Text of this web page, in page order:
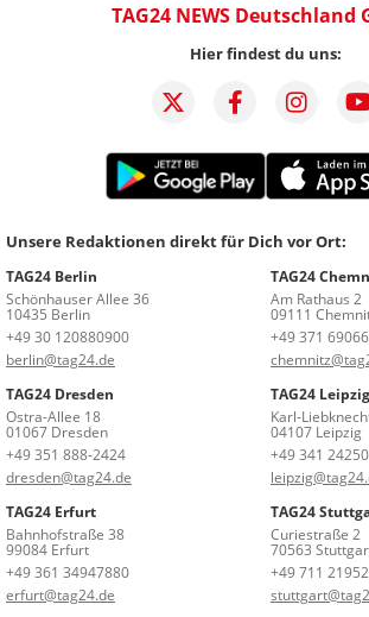
TAG24 NEWS Deutschland
Hier findest du uns:
Unsere Redaktionen direkt für Dich vor Ort:
TAG24 Berlin
Schönhauser Allee 36
10435 Berlin
+49 30 120880900
berlin@tag24.de
TAG24
Am Rathaus 2
09111
+49 371
TAG24 Dresden
Ostra-Allee 18
01067 Dresden
+49 351 888-2424
dresden@tag24.de
TAG24 Leipzig
Karl-
04107 Leipzig
+49 341
TAG24 Erfurt
Bahnhofstraße 38
99084 Erfurt
+49 361 34947880
erfurt@tag24.de
TAG24
Curiestraße 2
70563
+49 711